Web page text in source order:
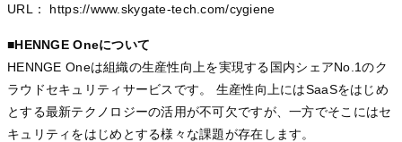
URL： https://www.skygate-tech.com/cygiene
■HENNGE Oneについて
HENNGE Oneは組織の生産性向上を実現する国内シェアNo.1のク
ラウドセキュリティサービスです。 生産性向上にはSaaSをはじめ
とする最新テクノロジーの活用が不可欠ですが、一方でそこにはセ
キュリティをはじめとする様々な課題が存在します。